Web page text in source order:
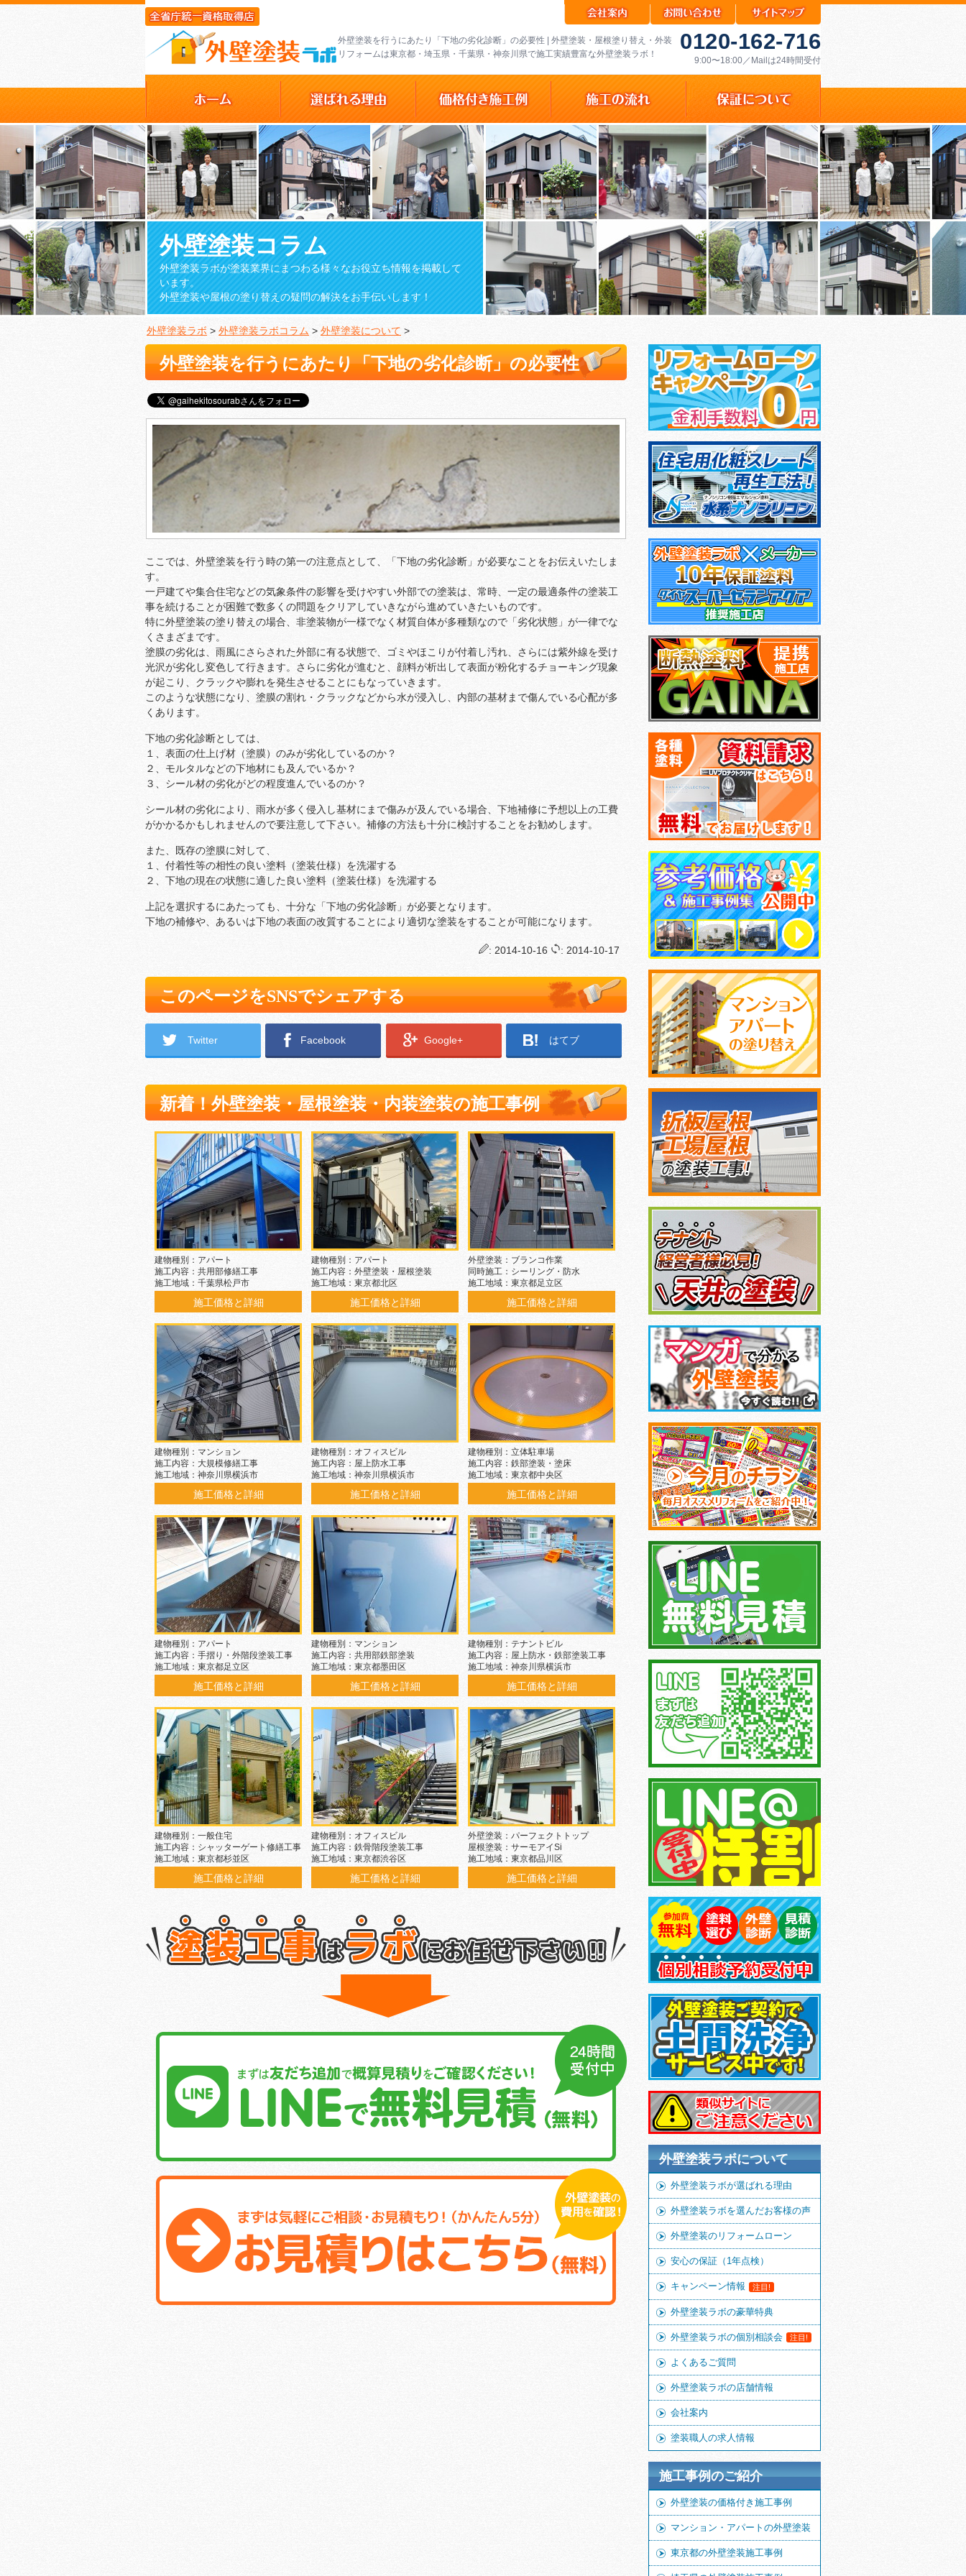
外壁塗装を行うにあたり「下地の劣化診断」の必要性 | 外壁塗装・屋根塗り替え・外装
リフォームは東京都・埼玉県・千葉県・神奈川県で施工実績豊富な外壁塗装ラボ！
0120-162-716
9:00〜18:00／Mailは24時間受付
外壁塗装コラム
外壁塗装ラボが塗装業界にまつわる様々なお役立ち情報を掲載して
います。
外壁塗装や屋根の塗り替えの疑問の解決をお手伝いします！
外壁塗装ラボ > 外壁塗装ラボコラム > 外壁塗装について >
外壁塗装を行うにあたり「下地の劣化診断」の必要性
ここでは、外壁塗装を行う時の第一の注意点として、「下地の劣化診断」が必要なことをお伝えいたしま
す。
一戸建てや集合住宅などの気象条件の影響を受けやすい外部での塗装は、常時、一定の最適条件の塗装工
事を続けることが困難で数多くの問題をクリアしていきながら進めていきたいものです。
特に外壁塗装の塗り替えの場合、非塗装物が一様でなく材質自体が多種類なので「劣化状態」が一律でな
くさまざまです。
塗膜の劣化は、雨風にさらされた外部に有る状態で、ゴミやほこりが付着し汚れ、さらには紫外線を受け
光沢が劣化し変色して行きます。さらに劣化が進むと、顔料が析出して表面が粉化するチョーキング現象
が起こり、クラックや膨れを発生させることにもなっていきます。
このような状態になり、塗膜の割れ・クラックなどから水が浸入し、内部の基材まで傷んでいる心配が多
くあります。
下地の劣化診断としては、
１、表面の仕上げ材（塗膜）のみが劣化しているのか？
２、モルタルなどの下地材にも及んでいるか？
３、シール材の劣化がどの程度進んでいるのか？
シール材の劣化により、雨水が多く侵入し基材にまで傷みが及んでいる場合、下地補修に予想以上の工費
がかかるかもしれませんので要注意して下さい。補修の方法も十分に検討することをお勧めします。
また、既存の塗膜に対して、
１、付着性等の相性の良い塗料（塗装仕様）を洗濯する
２、下地の現在の状態に適した良い塗料（塗装仕様）を洗濯する
上記を選択するにあたっても、十分な「下地の劣化診断」が必要となります。
下地の補修や、あるいは下地の表面の改質することにより適切な塗装をすることが可能になります。
: 2014-10-16 : 2014-10-17
このページをSNSでシェアする
Twitter Facebook Google+ はてブ
新着！外壁塗装・屋根塗装・内装塗装の施工事例
建物種別：アパート
施工内容：共用部修繕工事
施工地域：千葉県松戸市
施工価格と詳細
建物種別：アパート
施工内容：外壁塗装・屋根塗装
施工地域：東京都北区
施工価格と詳細
外壁塗装：ブランコ作業
同時施工：シーリング・防水
施工地域：東京都足立区
施工価格と詳細
建物種別：マンション
施工内容：大規模修繕工事
施工地域：神奈川県横浜市
施工価格と詳細
建物種別：オフィスビル
施工内容：屋上防水工事
施工地域：神奈川県横浜市
施工価格と詳細
建物種別：立体駐車場
施工内容：鉄部塗装・塗床
施工地域：東京都中央区
施工価格と詳細
建物種別：アパート
施工内容：手摺り・外階段塗装工事
施工地域：東京都足立区
施工価格と詳細
建物種別：マンション
施工内容：共用部鉄部塗装
施工地域：東京都墨田区
施工価格と詳細
建物種別：テナントビル
施工内容：屋上防水・鉄部塗装工事
施工地域：神奈川県横浜市
施工価格と詳細
建物種別：一般住宅
施工内容：シャッターゲート修繕工事
施工地域：東京都杉並区
施工価格と詳細
建物種別：オフィスビル
施工内容：鉄骨階段塗装工事
施工地域：東京都渋谷区
施工価格と詳細
外壁塗装：パーフェクトトップ
屋根塗装：サーモアイSi
施工地域：東京都品川区
施工価格と詳細
外壁塗装ラボについて
外壁塗装ラボが選ばれる理由
外壁塗装ラボを選んだお客様の声
外壁塗装のリフォームローン
安心の保証（1年点検）
キャンペーン情報 注目!
外壁塗装ラボの豪華特典
外壁塗装ラボの個別相談会 注目!
よくあるご質問
外壁塗装ラボの店舗情報
会社案内
塗装職人の求人情報
施工事例のご紹介
外壁塗装の価格付き施工事例
マンション・アパートの外壁塗装
東京都の外壁塗装施工事例